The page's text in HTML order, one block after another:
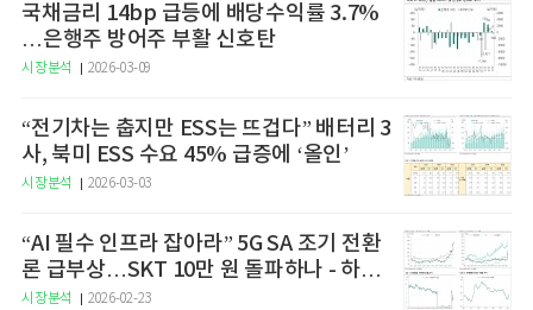
국채금리 14bp 급등에 배당수익률 3.7%
…은행주 방어주 부활 신호탄
시장분석 2026-03-09
“전기차는 춥지만 ESS는 뜨겁다” 배터리 3
사, 북미 ESS 수요 45% 급증에 ‘올인’
시장분석 2026-03-03
“AI 필수 인프라 잡아라” 5G SA 조기 전환
론 급부상…SKT 10만 원 돌파하나 - 하나
증권
시장분석 2026-02-23